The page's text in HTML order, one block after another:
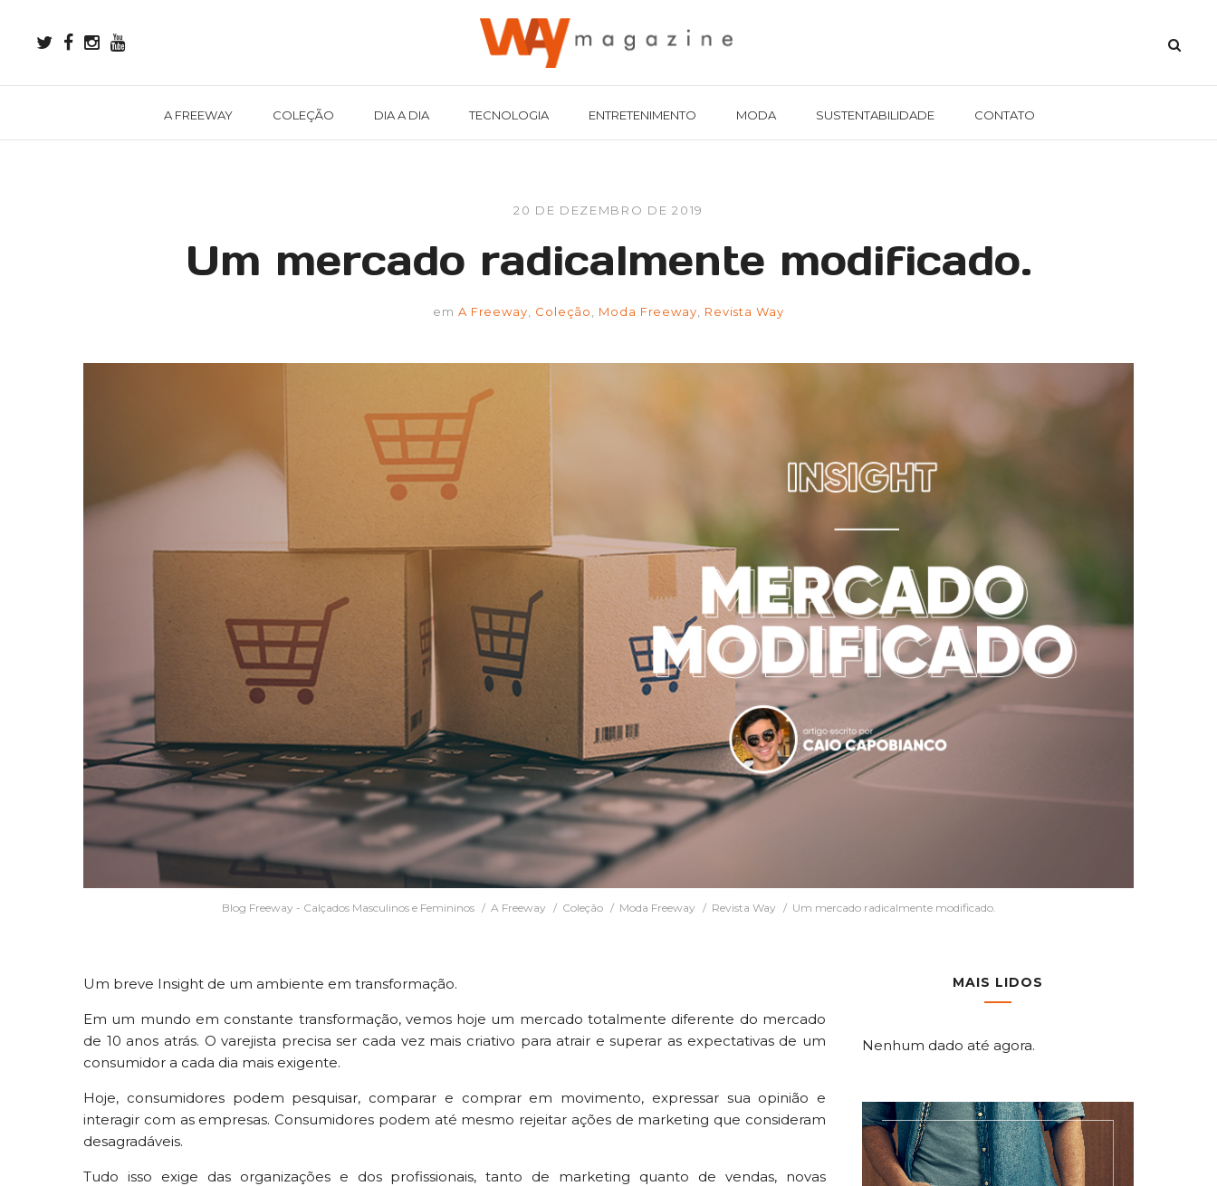
A FREEWAY COLEÇÃO DIA A DIA TECNOLOGIA ENTRETENIMENTO MODA SUSTENTABILIDADE CONTATO
20 DE DEZEMBRO DE 2019
Um mercado radicalmente modificado.
em A Freeway Coleção Moda Freeway Revista Way
Blog Freeway - Calçados Masculinos e Femininos A Freeway Coleção Moda Freeway Revista Way Um mercado radicalmente modificado.
Um breve Insight de um ambiente em transformação.
Em um mundo em constante transformação, vemos hoje um mercado totalmente diferente do mercado
de 10 anos atrás. O varejista precisa ser cada vez mais criativo para atrair e superar as expectativas de um
consumidor a cada dia mais exigente.
Hoje, consumidores podem pesquisar, comparar e comprar em movimento, expressar sua opinião e
interagir com as empresas. Consumidores podem até mesmo rejeitar ações de marketing que consideram
desagradáveis.
Tudo isso exige das organizações e dos profissionais, tanto de marketing quanto de vendas, novas
MAIS LIDOS
Nenhum dado até agora.